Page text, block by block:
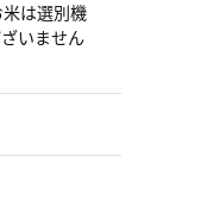
は選別機
いません